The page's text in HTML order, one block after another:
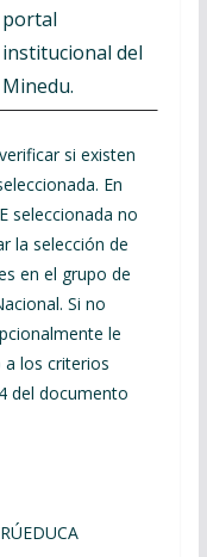
portal
institucional del
Minedu.
si existen
En
seleccionada no
la selección de
en el grupo de
Si no
le
a los criterios
del documento